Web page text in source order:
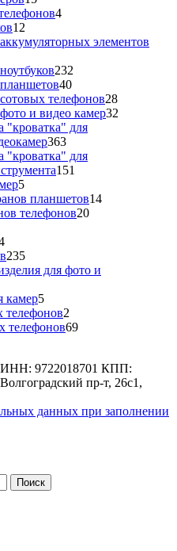
товаров
44
12
товаров
элементов
232
4040
товаров
телефонов2828
товаров
и видео камер32
"кроватка" для
363363
товара
"кроватка" для
151
55
товаров
планшетов1414
телефонов2020
4
товара
235235
товаров
для фото и
камер55
товаров
телефонов2
товара
телефонов6969
9722018701 КПП:
пр-т, 26с1,
данных при заполнении
Поиск